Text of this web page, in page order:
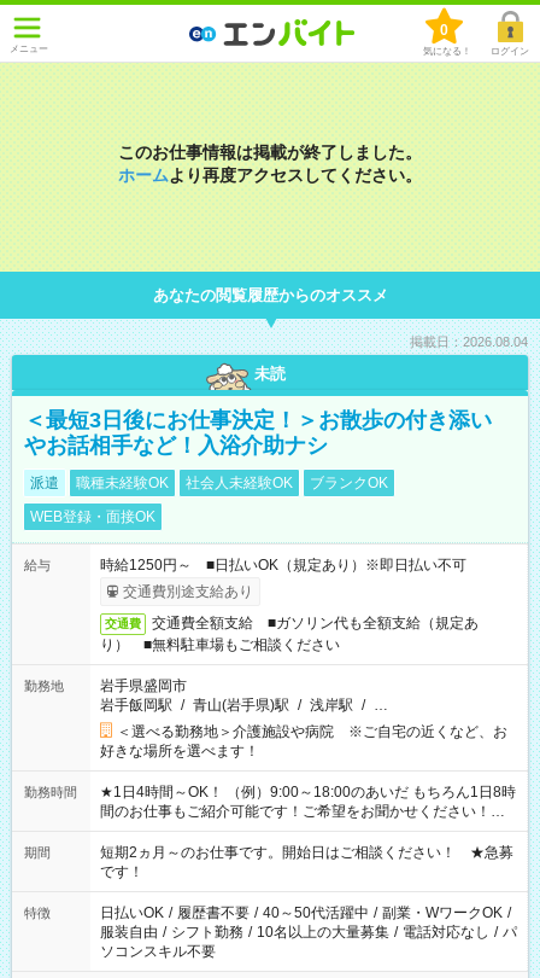
メニュー
0
気になる！ ログイン
このお仕事情報は掲載が終了しました。
ホームより再度アクセスしてください。
あなたの閲覧履歴からのオススメ
掲載日：2026.08.04
未読
＜最短3日後にお仕事決定！＞お散歩の付き添い
やお話相手など！入浴介助ナシ
派遣 職種未経験OK 社会人未経験OK
ブランクOK
WEB登録・面接OK
給与
時給1250円～ ■日払いOK（規定あり）※即日払い不可
交通費別途支給あり
交通費
交通費全額支給 ■ガソリン代も全額支給（規定あ
り） ■無料駐車場もご相談ください
勤務地
岩手県盛岡市
岩手飯岡駅 / 青山(岩手県)駅 / 浅岸駅 / …
＜選べる勤務地＞介護施設や病院 ※ご自宅の近くなど、お
好きな場所を選べます！
勤務時間
★1日4時間～OK！ （例）9:00～18:00のあいだ もちろん1日8時
間のお仕事もご紹介可能です！ご希望をお聞かせください！★
家庭の都合でお休みが必要な場合も遠慮なくご相談ください。
※週最低15時間以上の勤務が必要です
期間
短期2ヵ月～のお仕事です。開始日はご相談ください！ ★急募
です！
特徴 日払いOK / 履歴書不要 / 40～50代活躍中 / 副業・WワークOK /
服装自由 / シフト勤務 / 10名以上の大量募集 / 電話対応なし / パ
ソコンスキル不要